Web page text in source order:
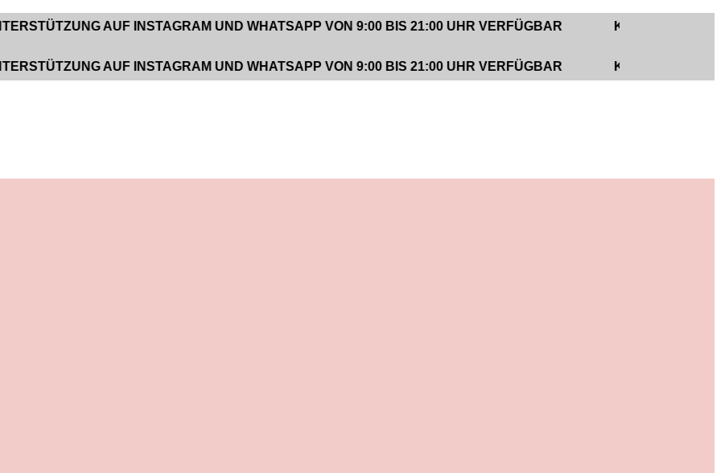
AUF INSTAGRAM UND WHATSAPP VON 9:00 BIS 21:00 UHR VERFÜGBAR
AUF INSTAGRAM UND WHATSAPP VON 9:00 BIS 21:00 UHR VERFÜGBAR